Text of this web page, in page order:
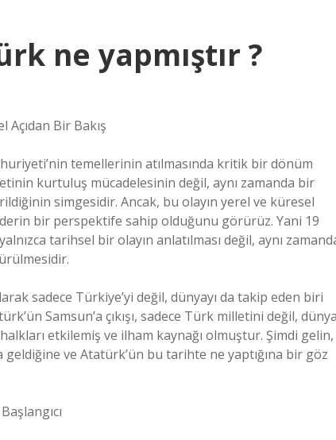
ne yapmıştır ?
Açıdan Bir Bakış
temellerinin atılmasında kritik bir dönüm
kurtuluş mücadelesinin değil, aynı zamanda bir
simgesidir. Ancak, bu olayın yerel ve küresel
derin bir perspektife sahip olduğunu görürüz. Yani 19
tarihsel bir olayın anlatılması değil, aynı
sadece Türkiye’yi değil, dünyayı da takip eden biri
Samsun’a çıkışı, sadece Türk milletini değil, dünya
etkilemiş ve ilham kaynağı olmuştur. Şimdi gelin,
geldiğine ve Atatürk’ün bu tarihte ne yaptığına bir göz